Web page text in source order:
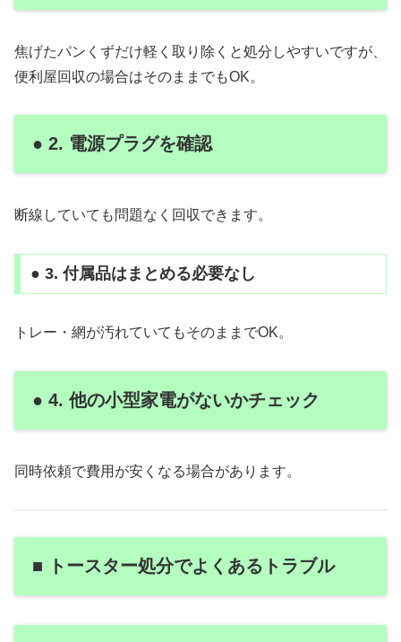
焦げたパンくずだけ軽く取り除くと処分しやすいですが、
便利屋回収の場合はそのままでもOK。
● 2. 電源プラグを確認
断線していても問題なく回収できます。
● 3. 付属品はまとめる必要なし
トレー・網が汚れていてもそのままでOK。
● 4. 他の小型家電がないかチェック
同時依頼で費用が安くなる場合があります。
■ トースター処分でよくあるトラブル